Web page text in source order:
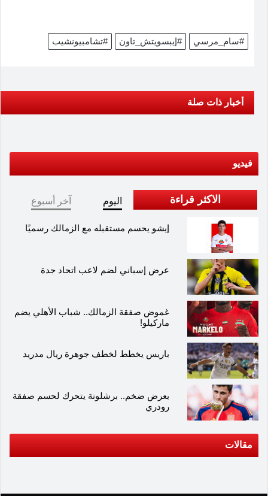
#تشامبيونشيب #إيبسويتش_تاون #سام_مرسي
أخبار ذات صلة
فيديو
الاكثر قراءة اليوم آخر أسبوع
إيشو يحسم مستقبله مع الزمالك رسميًا
عرض إسباني لضم لاعب اتحاد جدة
غموض صفقة الزمالك.. شباب الأهلي يضم
ماركيلو!
باريس يخطط لخطف جوهرة ريال مدريد
بعرض ضخم.. برشلونة يتحرك لحسم صفقة
رودري
مقالات